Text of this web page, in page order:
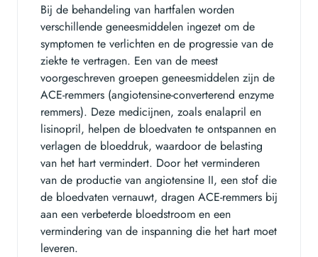
Bij de behandeling van hartfalen worden
verschillende geneesmiddelen ingezet om de
symptomen te verlichten en de progressie van de
ziekte te vertragen. Een van de meest
voorgeschreven groepen geneesmiddelen zijn de
ACE-remmers (angiotensine-converterend enzyme
remmers). Deze medicijnen, zoals enalapril en
lisinopril, helpen de bloedvaten te ontspannen en
verlagen de bloeddruk, waardoor de belasting
van het hart vermindert. Door het verminderen
van de productie van angiotensine II, een stof die
de bloedvaten vernauwt, dragen ACE-remmers bij
aan een verbeterde bloedstroom en een
vermindering van de inspanning die het hart moet
leveren.